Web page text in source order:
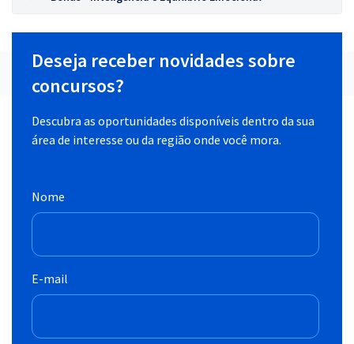
Deseja receber novidades sobre
concursos?
Descubra as oportunidades disponíveis dentro da sua
área de interesse ou da região onde você mora.
Nome
E-mail